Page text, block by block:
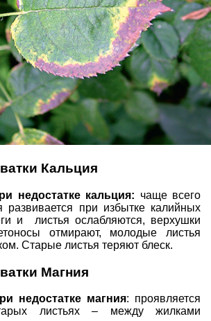
Кальция
недостатке кальция: чаще всего
развивается при избытке калийных
и листья ослабляются, верхушки
отмирают, молодые листья
Старые листья теряют блеск.
Магния
недостатке магния: проявляется
листьях – между жилками